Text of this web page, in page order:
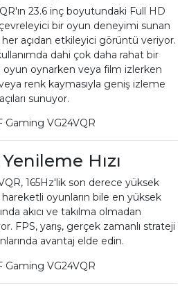
23.6 inç boyutundaki Full HD
çevreleyici bir oyun deneyimi sunan
açıdan etkileyici görüntü veriyor.
dahi çok daha rahat bir
oyun oynarken veya film izlerken
renk kaymasıyla geniş izleme
açıları sunuyor.
Hızı
165Hz'lik son derece yüksek
hareketli oyunların bile en yüksek
akıcı ve takılma olmadan
FPS, yarış, gerçek zamanlı strateji
avantaj elde edin.